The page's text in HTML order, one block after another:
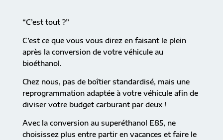
“C’est tout ?”
C’est ce que vous vous direz en faisant le plein
après la conversion de votre véhicule au
bioéthanol.
Chez nous, pas de boîtier standardisé, mais une
reprogrammation adaptée à votre véhicule afin de
diviser votre budget carburant par deux !
Avec la conversion au superéthanol E85, ne
choisissez plus entre partir en vacances et faire le